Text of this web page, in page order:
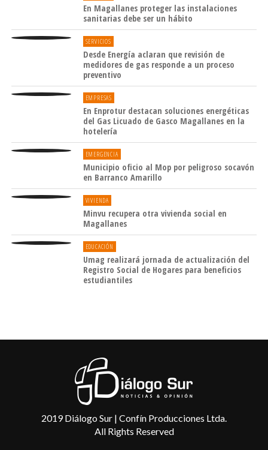
En Magallanes proteger las instalaciones
sanitarias debe ser un hábito
SERVICIOS
Desde Energía aclaran que revisión de
medidores de gas responde a un proceso
preventivo
EMPRESAS
En Enprotur destacan soluciones energéticas
del Gas Licuado de Gasco Magallanes en la
hotelería
EMERGENCIA
Municipio oficio al Mop por peligroso socavón
en Barranco Amarillo
VIVIENDA
Minvu recupera otra vivienda social en
Magallanes
EDUCACIÓN
Umag realizará jornada de actualización del
Registro Social de Hogares para beneficios
estudiantiles
2019 Diálogo Sur | Confín Producciones Ltda.
All Rights Reserved